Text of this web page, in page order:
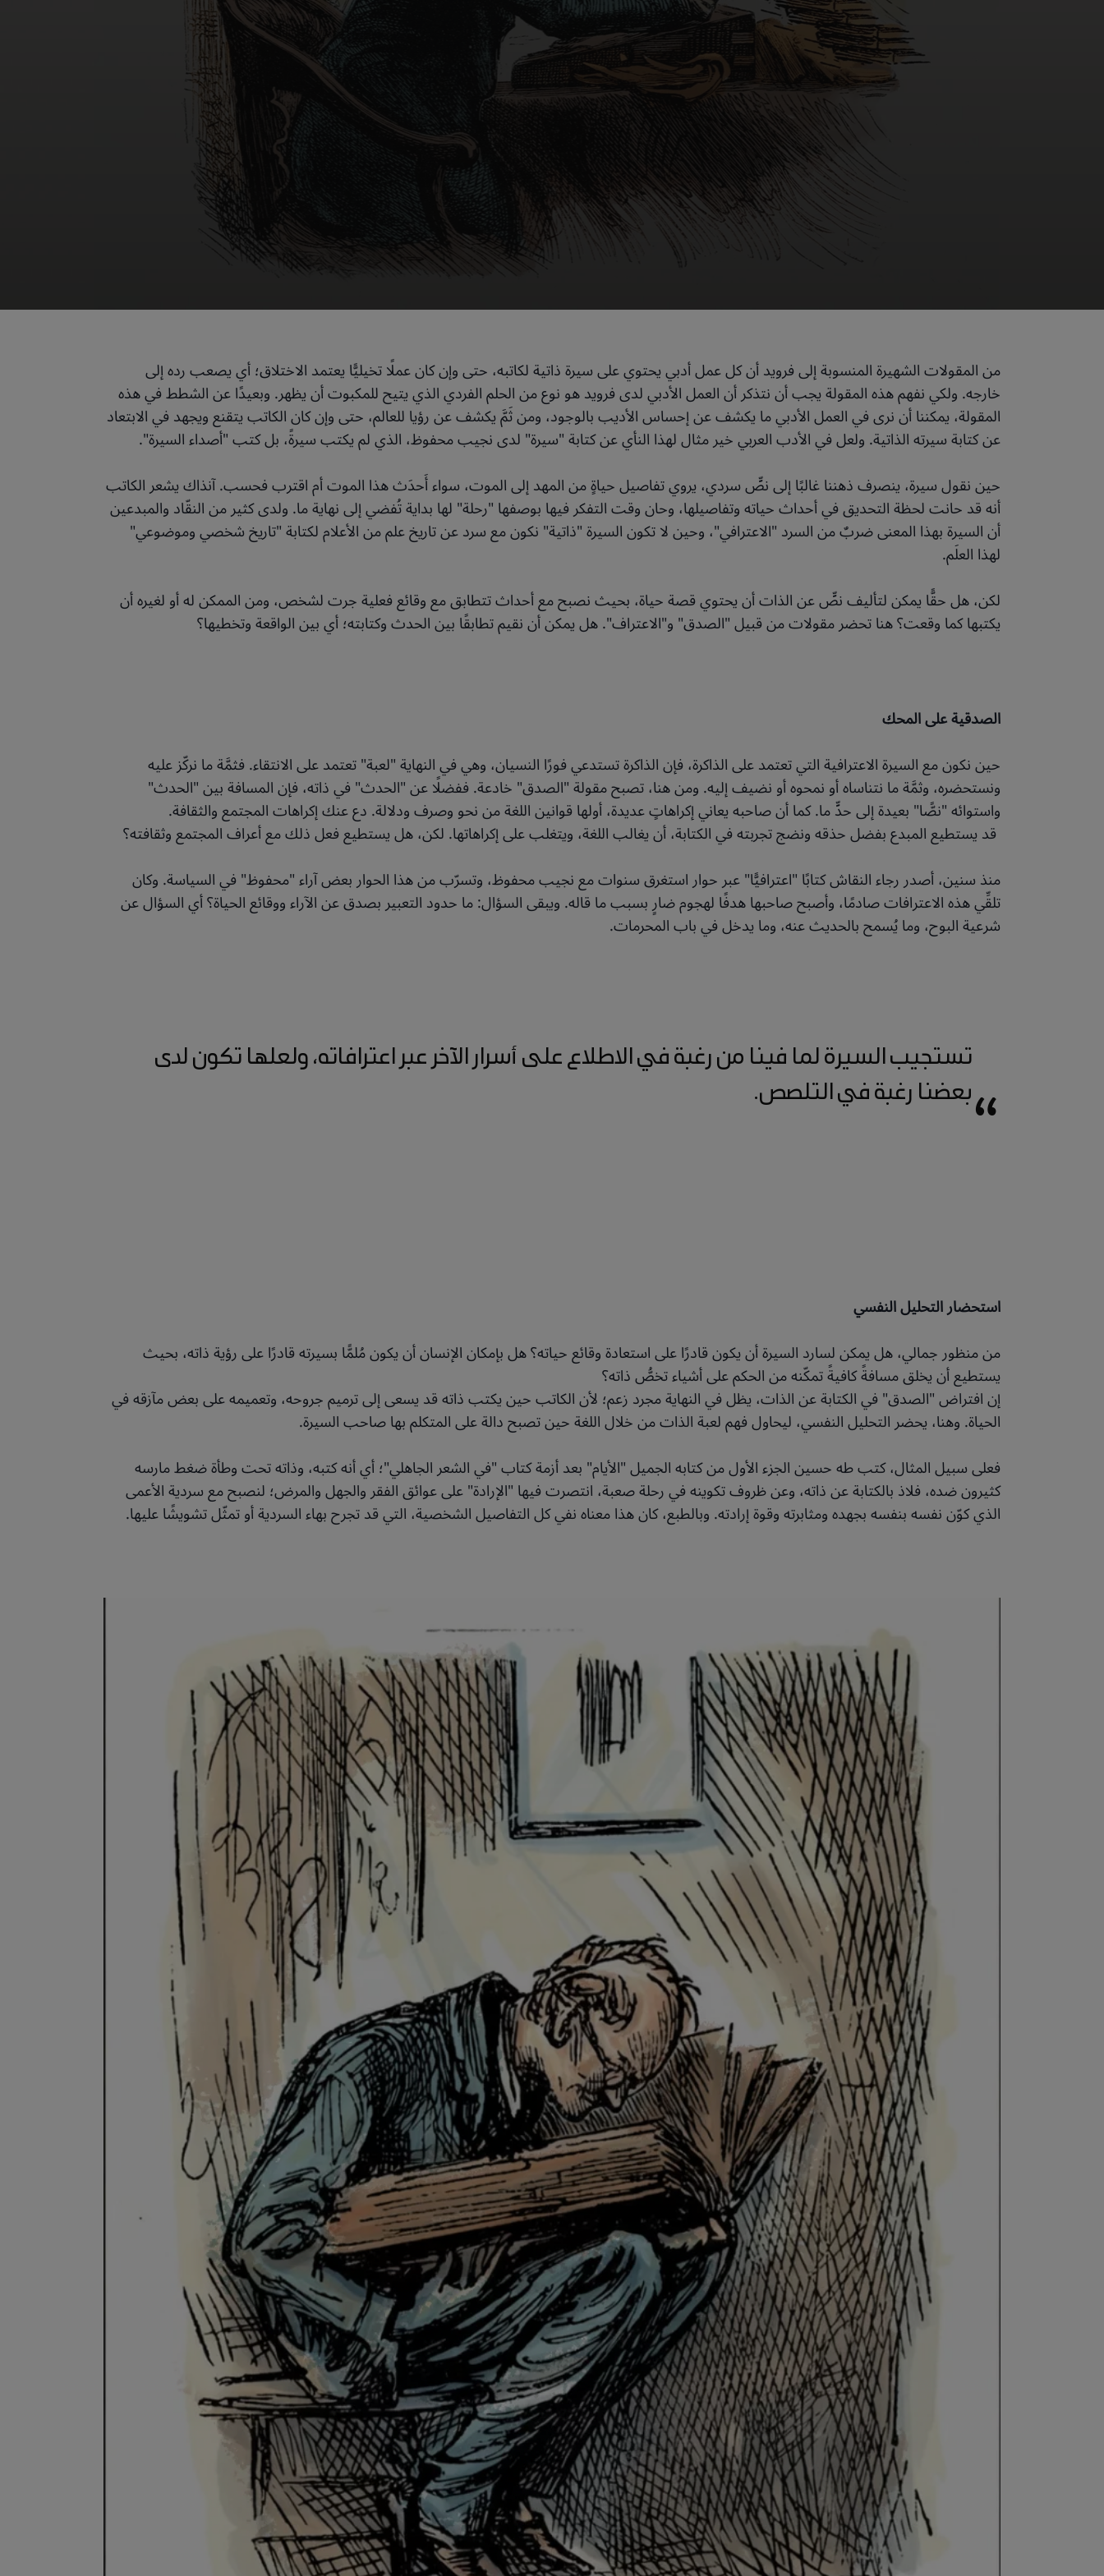
من المقولات الشهيرة المنسوبة إلى فرويد أن كل عمل أدبي يحتوي على سيرة ذاتية لكاتبه، حتى وإن كان عملًا تخيليًّا يعتمد الاختلاق؛ أي يصعب رده إلى
خارجه. ولكي نفهم هذه المقولة يجب أن نتذكر أن العمل الأدبي لدى فرويد هو نوع من الحلم الفردي الذي يتيح للمكبوت أن يظهر. وبعيدًا عن الشطط في هذه
المقولة، يمكننا أن نرى في العمل الأدبي ما يكشف عن إحساس الأديب بالوجود، ومن ثَمَّ يكشف عن رؤيا للعالم، حتى وإن كان الكاتب يتقنع ويجهد في الابتعاد
عن كتابة سيرته الذاتية. ولعل في الأدب العربي خير مثال لهذا النأي عن كتابة "سيرة" لدى نجيب محفوظ، الذي لم يكتب سيرةً، بل كتب "أصداء السيرة".
حين نقول سيرة، ينصرف ذهننا غالبًا إلى نصٍّ سردي، يروي تفاصيل حياةٍ من المهد إلى الموت، سواء أَحدَث هذا الموت أم اقترب فحسب. آنذاك يشعر الكاتب
أنه قد حانت لحظة التحديق في أحداث حياته وتفاصيلها، وحان وقت التفكر فيها بوصفها "رحلة" لها بداية تُفضي إلى نهاية ما. ولدى كثير من النقّاد والمبدعين
أن السيرة بهذا المعنى ضربٌ من السرد "الاعترافي"، وحين لا تكون السيرة "ذاتية" نكون مع سرد عن تاريخ علم من الأعلام لكتابة "تاريخ شخصي وموضوعي"
لهذا العلَم.
لكن، هل حقًّا يمكن لتأليف نصٍّ عن الذات أن يحتوي قصة حياة، بحيث نصبح مع أحداث تتطابق مع وقائع فعلية جرت لشخص، ومن الممكن له أو لغيره أن
يكتبها كما وقعت؟ هنا تحضر مقولات من قبيل "الصدق" و"الاعتراف". هل يمكن أن نقيم تطابقًا بين الحدث وكتابته؛ أي بين الواقعة وتخطيها؟
الصدقية على المحك
حين نكون مع السيرة الاعترافية التي تعتمد على الذاكرة، فإن الذاكرة تستدعي فورًا النسيان، وهي في النهاية "لعبة" تعتمد على الانتقاء. فثمَّة ما نركّز عليه
ونستحضره، وثمَّة ما نتناساه أو نمحوه أو نضيف إليه. ومن هنا، تصبح مقولة "الصدق" خادعة. ففضلًا عن "الحدث" في ذاته، فإن المسافة بين "الحدث"
واستوائه "نصًّا" بعيدة إلى حدٍّ ما. كما أن صاحبه يعاني إكراهاتٍ عديدة، أولها قوانين اللغة من نحو وصرف ودلالة. دع عنك إكراهات المجتمع والثقافة.
قد يستطيع المبدع بفضل حذقه ونضج تجربته في الكتابة، أن يغالب اللغة، ويتغلب على إكراهاتها. لكن، هل يستطيع فعل ذلك مع أعراف المجتمع وثقافته؟
منذ سنين، أصدر رجاء النقاش كتابًا "اعترافيًّا" عبر حوار استغرق سنوات مع نجيب محفوظ، وتسرّب من هذا الحوار بعض آراء "محفوظ" في السياسة. وكان
تلقِّي هذه الاعترافات صادمًا، وأصبح صاحبها هدفًا لهجوم ضارٍ بسبب ما قاله. ويبقى السؤال: ما حدود التعبير بصدق عن الآراء ووقائع الحياة؟ أي السؤال عن
شرعية البوح، وما يُسمح بالحديث عنه، وما يدخل في باب المحرمات.
“
تستجيب السيرة لما فينا من رغبة في الاطلاع على أسرار الآخر عبر اعترافاته، ولعلها تكون لدى
بعضنا رغبة في التلصص.
استحضار التحليل النفسي
من منظور جمالي، هل يمكن لسارد السيرة أن يكون قادرًا على استعادة وقائع حياته؟ هل بإمكان الإنسان أن يكون مُلمًّا بسيرته قادرًا على رؤية ذاته، بحيث
يستطيع أن يخلق مسافةً كافيةً تمكّنه من الحكم على أشياء تخصُّ ذاته؟
إن افتراض "الصدق" في الكتابة عن الذات، يظل في النهاية مجرد زعم؛ لأن الكاتب حين يكتب ذاته قد يسعى إلى ترميم جروحه، وتعميمه على بعض مآزقه في
الحياة. وهنا، يحضر التحليل النفسي، ليحاول فهم لعبة الذات من خلال اللغة حين تصبح دالة على المتكلم بها صاحب السيرة.
فعلى سبيل المثال، كتب طه حسين الجزء الأول من كتابه الجميل "الأيام" بعد أزمة كتاب "في الشعر الجاهلي"؛ أي أنه كتبه، وذاته تحت وطأة ضغط مارسه
كثيرون ضده، فلاذ بالكتابة عن ذاته، وعن ظروف تكوينه في رحلة صعبة، انتصرت فيها "الإرادة" على عوائق الفقر والجهل والمرض؛ لنصبح مع سردية الأعمى
الذي كوّن نفسه بنفسه بجهده ومثابرته وقوة إرادته. وبالطبع، كان هذا معناه نفي كل التفاصيل الشخصية، التي قد تجرح بهاء السردية أو تمثّل تشويشًا عليها.